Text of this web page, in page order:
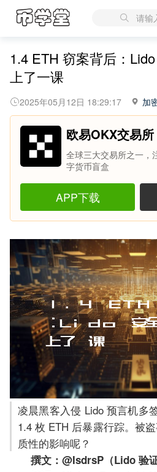
请输
1.4 ETH 窃案背后：
上了一课
2025年05月12日 18:29:17 加
欧易OKX交易所
全球三大交易所之一，
字货币盲盒
APP下载
凌晨黑客入侵 Lido 预言机多
1.4 枚 ETH 后暴露行踪。被
质性的影响呢？
撰文：@IsdrsP（Lido 验